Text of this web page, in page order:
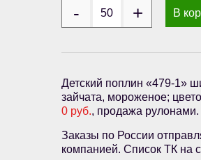
В
Детский поплин «479-1»
зайчата, мороженое;
0 руб., продажа рулонами.
Заказы по России
компанией. Список ТК на